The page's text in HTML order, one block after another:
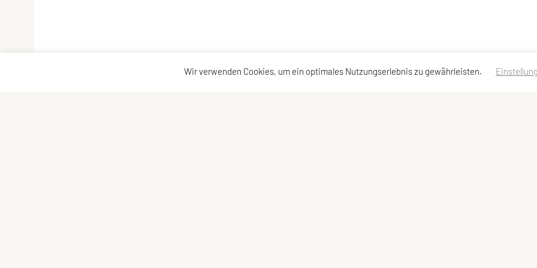
Wir verwenden Cookies, um ein optimales Nutzungserlebnis zu gewährleisten.